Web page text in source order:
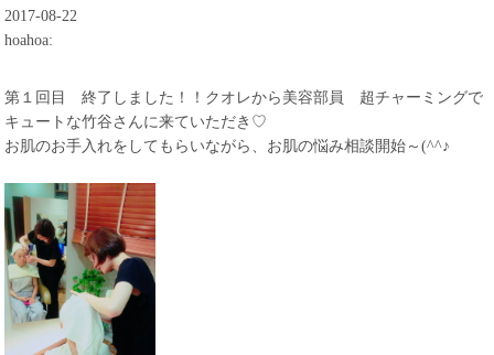
2017-08-22
hoahoa:
第１回目 終了しました！！クオレから美容部員 超チャーミングで
キュートな竹谷さんに来ていただき♡
お肌のお手入れをしてもらいながら、お肌の悩み相談開始～(^^♪